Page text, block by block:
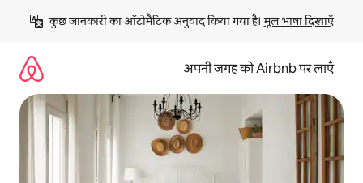
छोड़कर
कॉन्टेंट
कुछ जानकारी का ऑटोमैटिक अनुवाद किया गया है। मूल भाषा दिखाएँ
अपनी जगह को Airbnb पर लाएँ